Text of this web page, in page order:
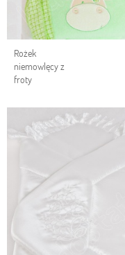
Rożek
niemowlęcy z
froty